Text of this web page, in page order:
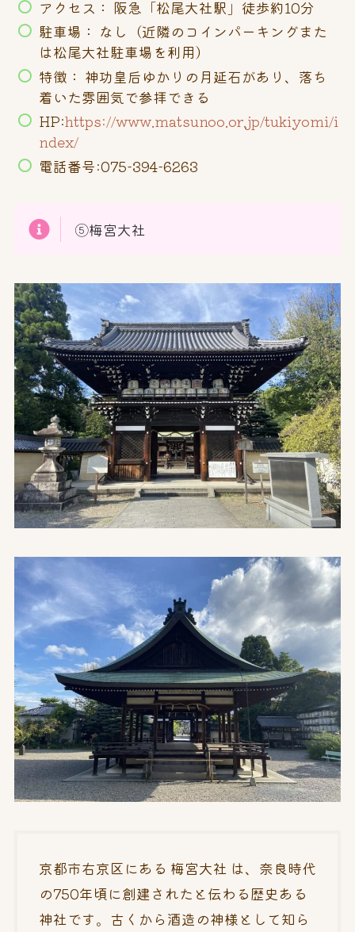
アクセス： 阪急「松尾大社駅」徒歩約10分
駐車場： なし（近隣のコインパーキングまた
は松尾大社駐車場を利用）
特徴： 神功皇后ゆかりの月延石があり、落ち
着いた雰囲気で参拝できる
HP:https://www.matsunoo.or.jp/tukiyomi/i
ndex/
電話番号:075-394-6263
⑤梅宮大社
京都市右京区にある 梅宮大社 は、奈良時代
の750年頃に創建されたと伝わる歴史ある
神社です。古くから酒造の神様として知ら